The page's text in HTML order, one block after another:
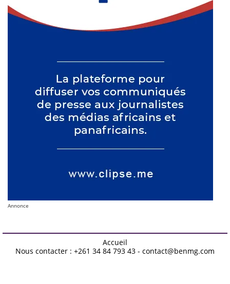
Annonce
Accueil
Nous contacter : +261 34 84 793 43 - contact@benmg.com